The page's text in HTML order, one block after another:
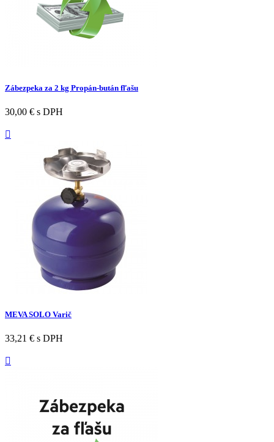
Zábezpeka za 2 kg Propán-bután fľašu
30,00 € s DPH

MEVA SOLO Varič
33,21 € s DPH
